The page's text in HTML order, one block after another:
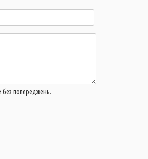
попереджень.